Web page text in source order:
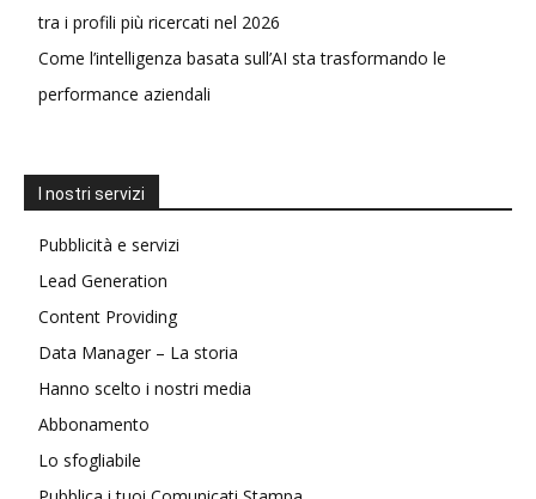
tra i profili più ricercati nel 2026
Come l’intelligenza basata sull’AI sta trasformando le
performance aziendali
I nostri servizi
Pubblicità e servizi
Lead Generation
Content Providing
Data Manager – La storia
Hanno scelto i nostri media
Abbonamento
Lo sfogliabile